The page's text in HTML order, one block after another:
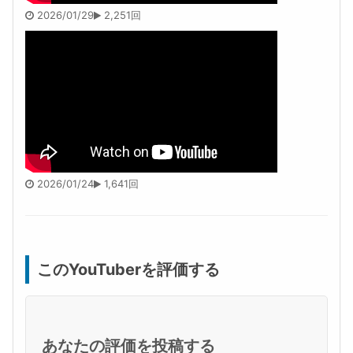
2026/01/29 2,251回
2026/01/24 1,641回
このYouTuberを評価する
あなたの評価を投稿する